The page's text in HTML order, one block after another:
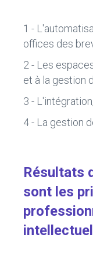
1 -
offices des
2 - Les
et à la gestion
3 -
4 - La gestion
Résultats
sont les